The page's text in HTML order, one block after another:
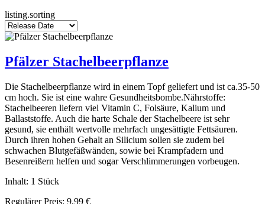
listing.sorting
Pfälzer Stachelbeerpflanze
Die Stachelbeerpflanze wird in einem Topf geliefert und ist ca.35-50
cm hoch. Sie ist eine wahre Gesundheitsbombe.Nährstoffe:
Stachelbeeren liefern viel Vitamin C, Folsäure, Kalium und
Ballaststoffe. Auch die harte Schale der Stachelbeere ist sehr
gesund, sie enthält wertvolle mehrfach ungesättigte Fettsäuren.
Durch ihren hohen Gehalt an Silicium sollen sie zudem bei
schwachen Blutgefäßwänden, sowie bei Krampfadern und
Besenreißern helfen und sogar Verschlimmerungen vorbeugen.
Inhalt: 1 Stück
Regulärer Preis: 9,99 €